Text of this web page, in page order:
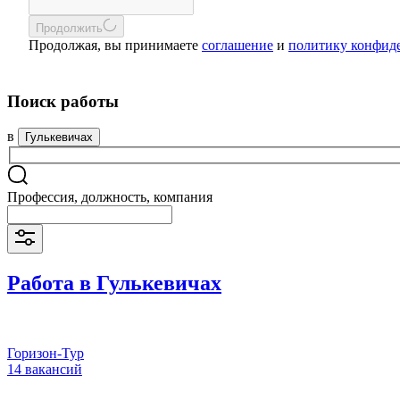
Продолжить
Продолжая, вы принимаете соглашение и политику
Поиск работы
в Гулькевичах
Профессия, должность, компания
Работа в Гулькевичах
Горизон-Тур
14 вакансий